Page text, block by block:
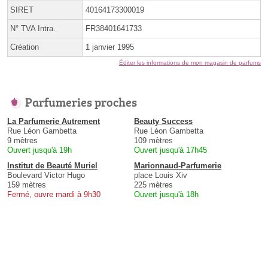
SIRET 40164173300019
N° TVA Intra. FR38401641733
Création 1 janvier 1995
Éditer les informations de mon magasin de parfums
Parfumeries proches
La Parfumerie Autrement
Rue Léon Gambetta
9 mètres
Ouvert jusqu'à 19h
Beauty Success
Rue Léon Gambetta
109 mètres
Ouvert jusqu'à 17h45
Institut de Beauté Muriel
Boulevard Victor Hugo
159 mètres
Fermé, ouvre mardi à 9h30
Marionnaud-Parfumerie
place Louis Xiv
225 mètres
Ouvert jusqu'à 18h